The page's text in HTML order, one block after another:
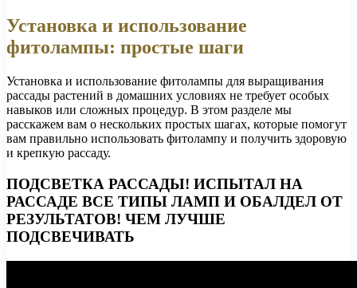
Установка и использование
фитолампы: простые шаги
Установка и использование фитолампы для выращивания
рассады растений в домашних условиях не требует особых
навыков или сложных процедур. В этом разделе мы
расскажем вам о нескольких простых шагах, которые помогут
вам правильно использовать фитолампу и получить здоровую
и крепкую рассаду.
ПОДСВЕТКА РАССАДЫ! ИСПЫТАЛ НА
РАССАДЕ ВСЕ ТИПЫ ЛАМП И ОБАЛДЕЛ ОТ
РЕЗУЛЬТАТОВ! ЧЕМ ЛУЧШЕ
ПОДСВЕЧИВАТЬ